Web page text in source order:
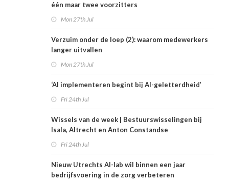
één maar twee voorzitters
Mon 27th Jul
Verzuim onder de loep (2): waarom medewerkers
langer uitvallen
Mon 27th Jul
‘AI implementeren begint bij AI-geletterdheid’
Fri 24th Jul
Wissels van de week | Bestuurswisselingen bij
Isala, Altrecht en Anton Constandse
Fri 24th Jul
Nieuw Utrechts AI-lab wil binnen een jaar
bedrijfsvoering in de zorg verbeteren